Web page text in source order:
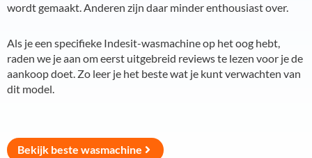
wordt gemaakt. Anderen zijn daar minder enthousiast over.
Als je een specifieke Indesit-wasmachine op het oog hebt,
raden we je aan om eerst uitgebreid reviews te lezen voor je de
aankoop doet. Zo leer je het beste wat je kunt verwachten van
dit model.
Bekijk beste wasmachine